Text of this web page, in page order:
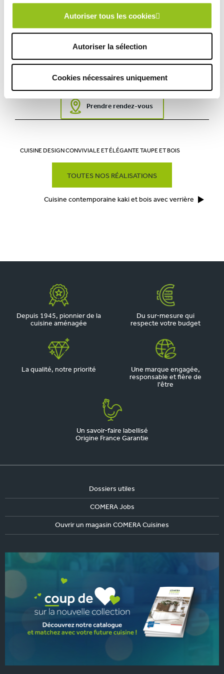
Autoriser tous les cookies
Autoriser la sélection
Cookies nécessaires uniquement
Marquise (62)
Magasin : COMERA Cuisines à Marquise
COMERA-En savoir plus
Prendre rendez-vous
CUISINE DESIGN CONVIVIALE ET ÉLÉGANTE TAUPE ET BOIS
TOUTES NOS RÉALISATIONS
Cuisine contemporaine kaki et bois avec verrière
Depuis 1945, pionnier de la
cuisine aménagée
Du sur-mesure qui
respecte votre budget
La qualité, notre priorité
Une marque engagée,
responsable et fière de
l'être
Un savoir-faire labellisé
Origine France Garantie
Dossiers utiles
COMERA Jobs
Ouvrir un magasin COMERA Cuisines